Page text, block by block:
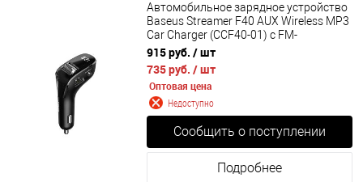
Автомобильное зарядное устройство
Baseus Streamer F40 AUX Wireless MP3
Car Charger (CCF40-01) с FM-
трансмиттером, MP3, Bluetooth 5.0,
дисплеем
915 руб. / шт
735 руб. / шт
Оптовая цена
Недоступно
Сообщить о поступлении
Подробнее